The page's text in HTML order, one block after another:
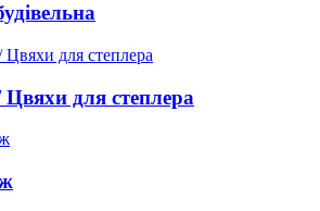
для степлера